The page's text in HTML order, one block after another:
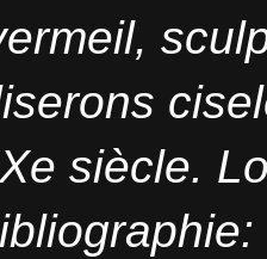
siècle.